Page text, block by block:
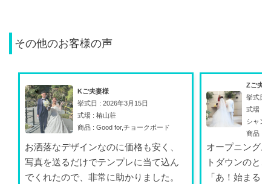
その他のお客様の声
Kご夫妻様
挙式日 : 2026年3月15日
式場 : 椿山荘
商品 : Good for,チョークボード
お洒落なデザインなのに価格も安く、
写真を送るだけでテンプレに当て込ん
でくれたので、非常に助かりました。
Zご夫
挙式日
式場 :
シャン
商品 :
オープニング
トダウンのと
「あ！始まる